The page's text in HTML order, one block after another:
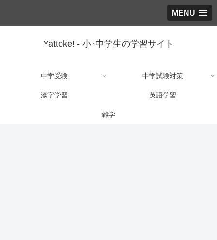
MENU
Yattoke! - 小･中学生の学習サイト
中学受験 中学試験対策
漢字学習 英語学習
雑学